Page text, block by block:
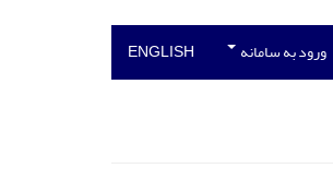
ورود به سامانه ENGLISH